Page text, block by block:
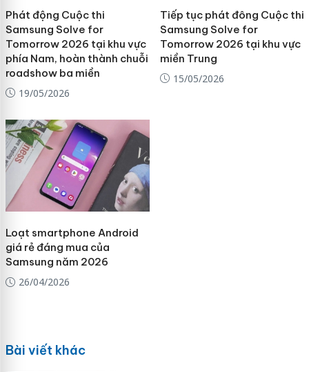
Phát động Cuộc thi
Samsung Solve for
Tomorrow 2026 tại khu vực
phía Nam, hoàn thành chuỗi
roadshow ba miền
19/05/2026
Tiếp tục phát đông Cuộc thi
Samsung Solve for
Tomorrow 2026 tại khu vực
miền Trung
15/05/2026
Loạt smartphone Android
giá rẻ đáng mua của
Samsung năm 2026
26/04/2026
Bài viết khác